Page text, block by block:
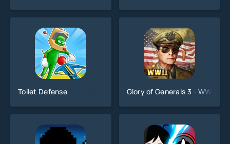
Toilet Defense Glory of Generals 3 - WW2